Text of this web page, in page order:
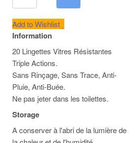
Add to Wishlist
Information
20 Lingettes Vitres Résistantes
Triple Actions.
Sans Rinçage, Sans Trace, Anti-
Pluie, Anti-Buée.
Ne pas jeter dans les toilettes.
Storage
A conserver à l'abri de la lumière de